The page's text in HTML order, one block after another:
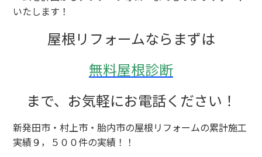
いたします！
屋根リフォームならまずは
無料屋根診断
まで、お気軽にお電話ください！
新発田市・村上市・胎内市の屋根リフォームの累計施工
実績９，５００件の実績！！